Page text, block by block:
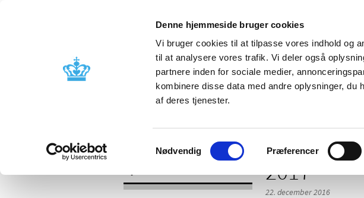
Denne hjemmeside bruger cookies
Vi bruger cookies til at tilpasse vores indhold og
til at analysere vores trafik. Vi deler også
partnere inden for sociale medier,
kombinere disse data med andre oplysninger,
af deres tjenester.
Samtykkevalg
Nødvendig Præferencer
Godkendelse og
Bivirkninger og
produktinformation
2017
22. december 2016